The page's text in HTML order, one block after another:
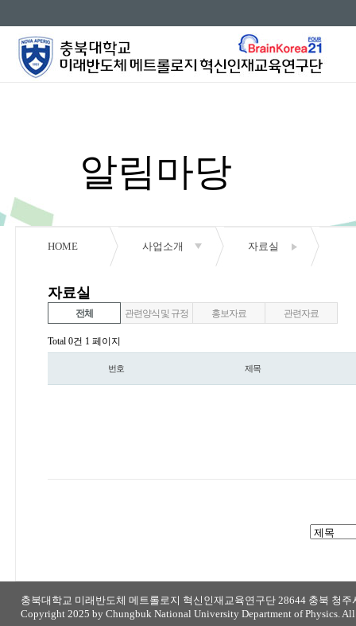
알림마당
HOME 사업소개
행사안내
자료실
자료실
전체 관련양식 및 규정 홍보자료 관련자료
Total 0건 1 페이지
번호 제목
충북대학교 미래반도체 메트롤로지 혁신인재교육연구단 28644 충북 청
Copyright 2025 by Chungbuk National University Department of Physics. All